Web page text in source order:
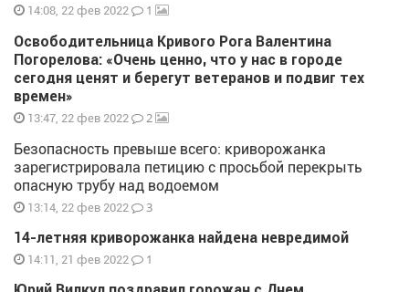
14:08, 22 фев 2022 1
Освободительница Кривого Рога Валентина
Погорелова: «Очень ценно, что у нас в городе
сегодня ценят и берегут ветеранов и подвиг тех
времен»
13:47, 22 фев 2022 2
Безопасность превыше всего: криворожанка
зарегистрировала петицию с просьбой перекрыть
опасную трубу над водоемом
13:14, 22 фев 2022 3
14-летняя криворожанка найдена невредимой
14:11, 21 фев 2022 1